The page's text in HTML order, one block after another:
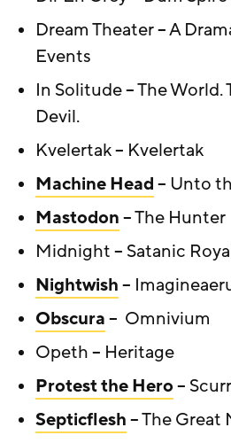
Dream Theater – A
Events
In Solitude – The World.
Devil.
Kvelertak – Kvelertak
Machine Head– Unto
Mastodon– The Hunter
Midnight – Satanic
Nightwish–
Obscura– Omnivium
Opeth – Heritage
Protest the Hero–
Septicflesh– The Great